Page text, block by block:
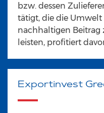
bzw. dessen
tätigt, die die
nachhaltigen Beitrag
leisten, profitiert
Exportinvest